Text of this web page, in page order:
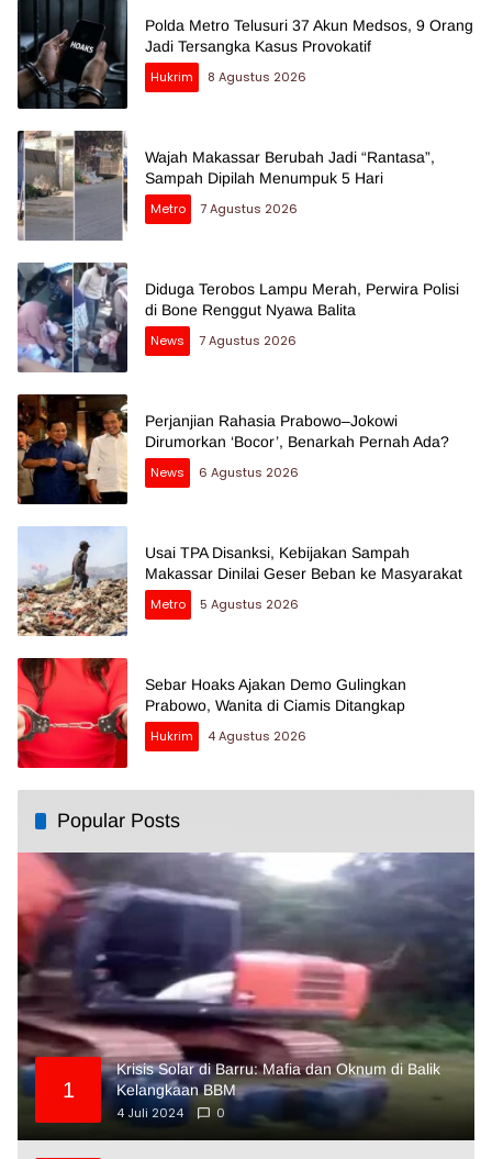
Polda Metro Telusuri 37 Akun Medsos, 9 Orang
Jadi Tersangka Kasus Provokatif
Hukrim
8 Agustus 2026
Wajah Makassar Berubah Jadi “Rantasa”,
Sampah Dipilah Menumpuk 5 Hari
Metro
7 Agustus 2026
Diduga Terobos Lampu Merah, Perwira Polisi
di Bone Renggut Nyawa Balita
News
7 Agustus 2026
Perjanjian Rahasia Prabowo–Jokowi
Dirumorkan ‘Bocor’, Benarkah Pernah Ada?
News
6 Agustus 2026
Usai TPA Disanksi, Kebijakan Sampah
Makassar Dinilai Geser Beban ke Masyarakat
Metro
5 Agustus 2026
Sebar Hoaks Ajakan Demo Gulingkan
Prabowo, Wanita di Ciamis Ditangkap
Hukrim
4 Agustus 2026
Popular Posts
1
Krisis Solar di Barru: Mafia dan Oknum di Balik
Kelangkaan BBM
4 Juli 2024
0